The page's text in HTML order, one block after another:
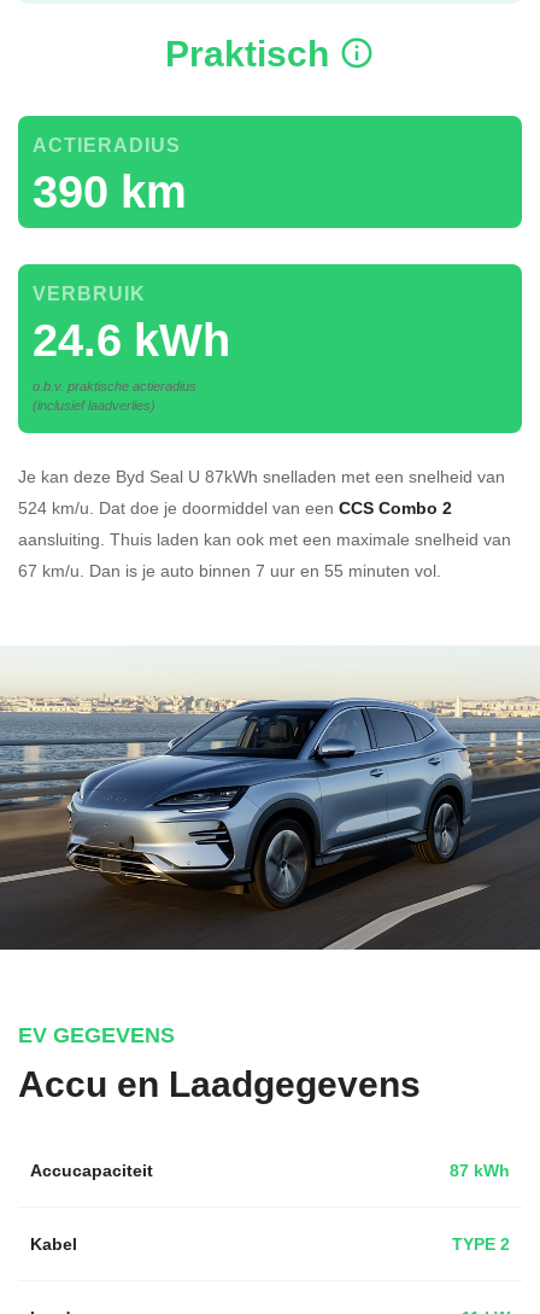
Praktisch
390 km
ACTIERADIUS
24.6 kWh
VERBRUIK
o.b.v. praktische actieradius
(inclusief laadverlies)
Je kan deze Byd Seal U 87kWh snelladen met een snelheid van
524 km/u. Dat doe je doormiddel van een CCS Combo 2
aansluiting. Thuis laden kan ook met een maximale snelheid van
67 km/u. Dan is je auto binnen 7 uur en 55 minuten vol.
EV GEGEVENS
Accu en Laadgegevens
Accucapaciteit 87 kWh
Kabel TYPE 2